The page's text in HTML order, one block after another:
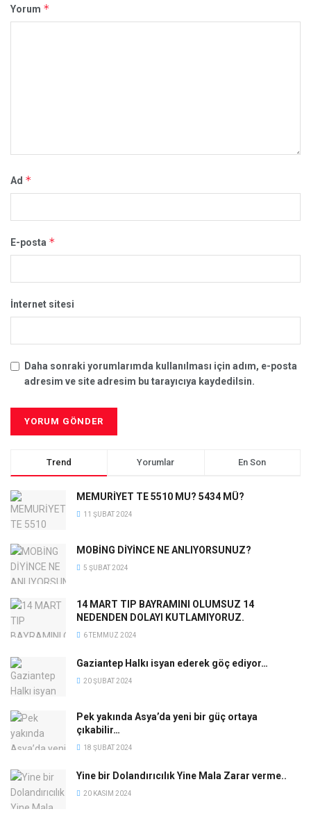
Yorum *
Ad *
E-posta *
İnternet sitesi
Daha sonraki yorumlarımda kullanılması için adım, e-posta
adresim ve site adresim bu tarayıcıya kaydedilsin.
Trend Yorumlar En Son
MEMURİYET TE 5510 MU? 5434 MÜ?
11 ŞUBAT 2024
MOBİNG DİYİNCE NE ANLIYORSUNUZ?
5 ŞUBAT 2024
14 MART TIP BAYRAMINI OLUMSUZ 14
NEDENDEN DOLAYI KUTLAMIYORUZ.
6 TEMMUZ 2024
Gaziantep Halkı isyan ederek göç ediyor…
20 ŞUBAT 2024
Pek yakında Asya’da yeni bir güç ortaya
çıkabilir…
18 ŞUBAT 2024
Yine bir Dolandırıcılık Yine Mala Zarar verme..
20 KASIM 2024